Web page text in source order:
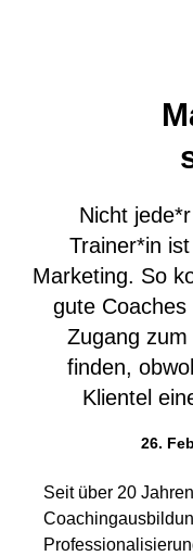
Nicht
Trainer*in
Marketing. So
gute Coaches
Zugang
finden,
Klientel
26.
Seit über 20